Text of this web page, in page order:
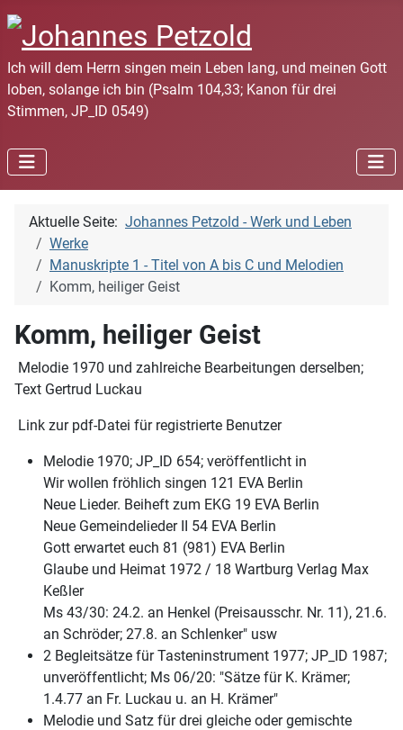
Ich will dem Herrn singen mein Leben lang, und meinen Gott
loben, solange ich bin (Psalm 104,33; Kanon für drei
Stimmen, JP_ID 0549)
Aktuelle Seite: Johannes Petzold - Werk und Leben
Werke
Manuskripte 1 - Titel von A bis C und Melodien
Komm, heiliger Geist
Komm, heiliger Geist
Melodie 1970 und zahlreiche Bearbeitungen derselben;
Text Gertrud Luckau
Link zur pdf-Datei für registrierte Benutzer
Melodie 1970; JP_ID 654; veröffentlicht in
Wir wollen fröhlich singen 121 EVA Berlin
Neue Lieder. Beiheft zum EKG 19 EVA Berlin
Neue Gemeindelieder II 54 EVA Berlin
Gott erwartet euch 81 (981) EVA Berlin
Glaube und Heimat 1972 / 18 Wartburg Verlag Max
Keßler
Ms 43/30: 24.2. an Henkel (Preisausschr. Nr. 11), 21.6.
an Schröder; 27.8. an Schlenker" usw
2 Begleitsätze für Tasteninstrument 1977; JP_ID 1987;
unveröffentlicht; Ms 06/20: "Sätze für K. Krämer;
1.4.77 an Fr. Luckau u. an H. Krämer"
Melodie und Satz für drei gleiche oder gemischte